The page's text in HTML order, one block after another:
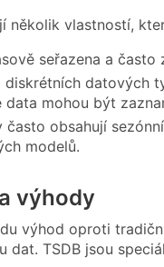
několik vlastností,
seřazena a
datových
data mohou být
často obsahují
modelů.
výhody
výhod oproti
dat. TSDB jsou